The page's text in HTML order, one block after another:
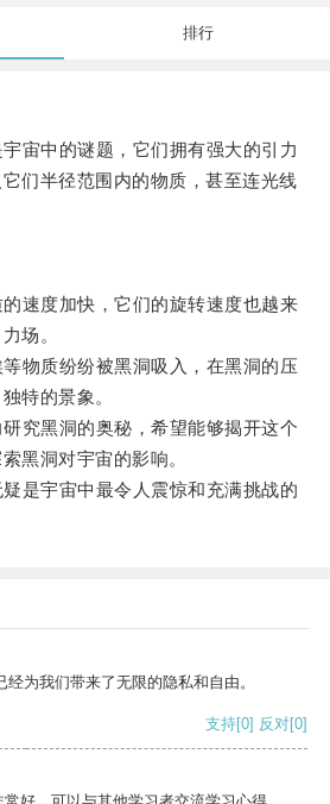
排行
中的谜题，它们拥有强大的引力
们半径范围内的物质，甚至连光线
度加快，它们的旋转速度也越来
场。
质纷纷被黑洞吸入，在黑洞的压
特的景象。
黑洞的奥秘，希望能够揭开这个
黑洞对宇宙的影响。
宇宙中最令人震惊和充满挑战的
为我们带来了无限的隐私和自由。
支持[0] 反对[0]